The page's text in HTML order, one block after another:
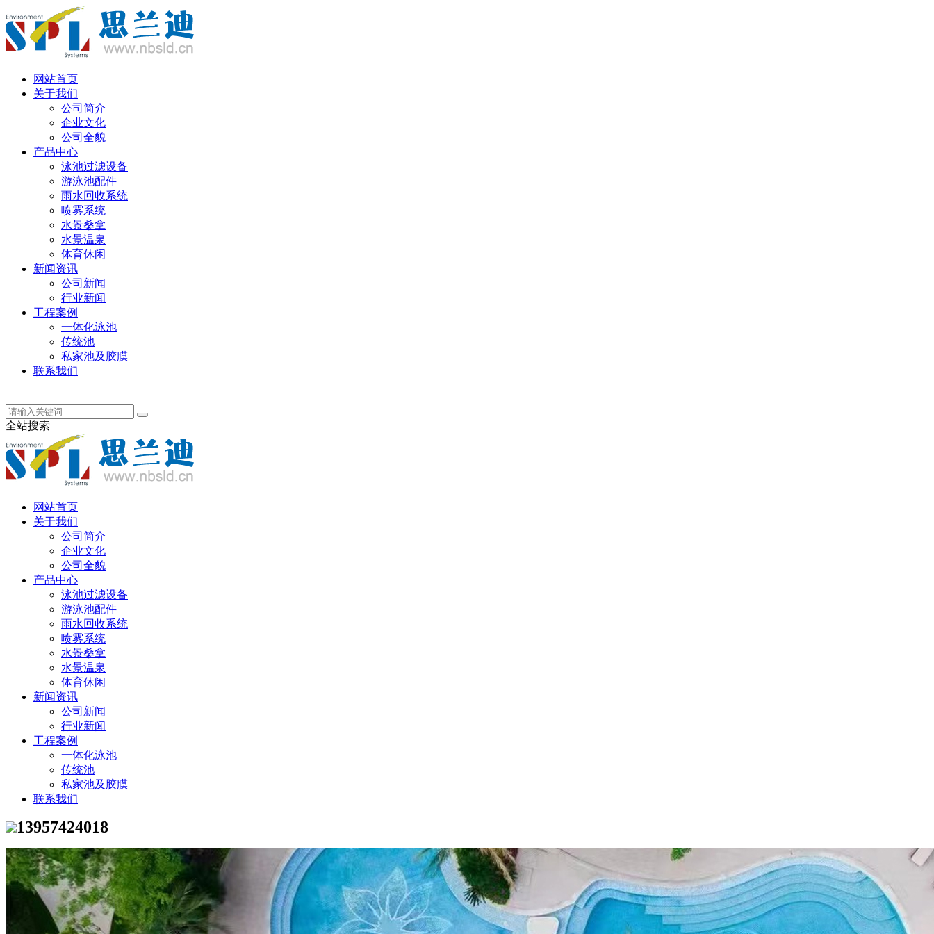
网站首页
关于我们
公司简介
企业文化
公司全貌
产品中心
泳池过滤设备
游泳池配件
雨水回收系统
喷雾系统
水景桑拿
水景温泉
体育休闲
新闻资讯
公司新闻
行业新闻
工程案例
一体化泳池
传统池
私家池及胶膜
联系我们
全站搜索
网站首页
关于我们
公司简介
企业文化
公司全貌
产品中心
泳池过滤设备
游泳池配件
雨水回收系统
喷雾系统
水景桑拿
水景温泉
体育休闲
新闻资讯
公司新闻
行业新闻
工程案例
一体化泳池
传统池
私家池及胶膜
联系我们
13957424018